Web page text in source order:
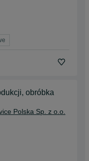
obróbka
Polska Sp. z o.o.